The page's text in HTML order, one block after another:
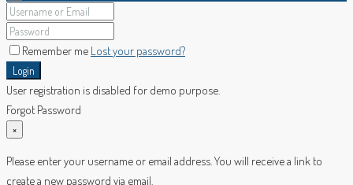
Remember me Lost your password?
Login
User registration is disabled for demo purpose.
Forgot Password
×
Please enter your username or email address. You will receive a link to
create a new password via email.